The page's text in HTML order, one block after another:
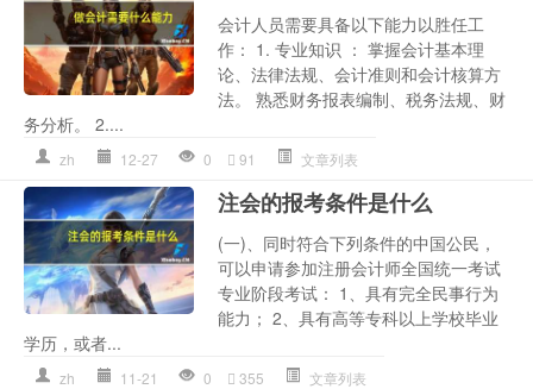
会计人员需要具备以下能力以胜任工
作： 1. 专业知识 ： 掌握会计基本理
论、法律法规、会计准则和会计核算方
法。 熟悉财务报表编制、税务法规、财
务分析。 2....
zh 12-27 0 91 文章列表
注会的报考条件是什么
(一)、同时符合下列条件的中国公民，
可以申请参加注册会计师全国统一考试
专业阶段考试： 1、具有完全民事行为
能力； 2、具有高等专科以上学校毕业
学历，或者...
zh 11-21 0 355 文章列表